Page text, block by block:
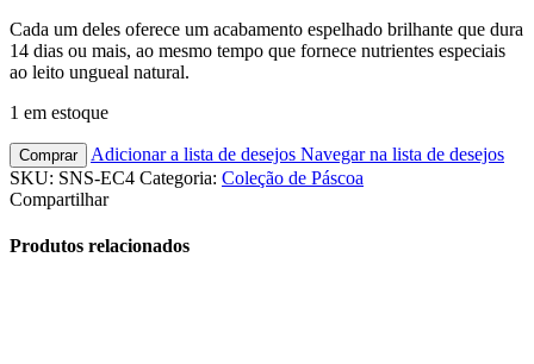
Cada um deles oferece um acabamento espelhado brilhante que dura
14 dias ou mais, ao mesmo tempo que fornece nutrientes especiais
ao leito ungueal natural.
1 em estoque
Comprar Adicionar a lista de desejos Navegar na lista de desejos
SKU: SNS-EC4 Categoria: Coleção de Páscoa
Compartilhar
Produtos relacionados